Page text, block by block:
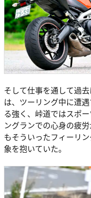
そして仕事を通して過
は、ツーリング中に遭
る強く、峠道ではスポ
ングランでの心身の疲
もそういったフィーリ
象を抱いていた。